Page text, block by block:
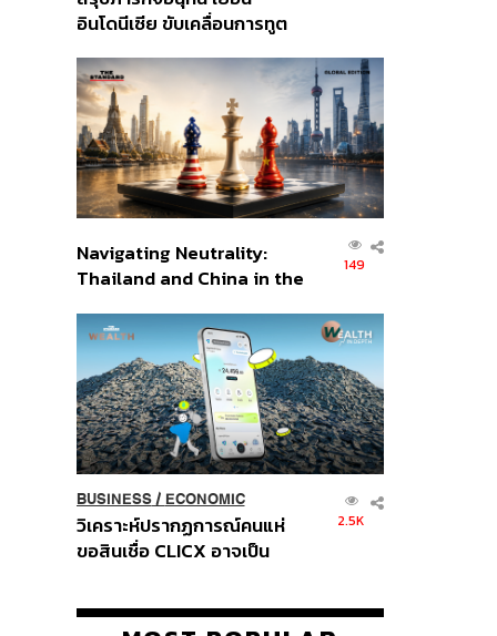
อินโดนีเซีย ขับเคลื่อนการทูต
ส่วนยุทธศาสตร์ไทย –
อินโดนีเซีย
Navigating Neutrality:
Thailand and China in the
Order
149
BUSINESS/ ECONOMIC
วิเคราะห์ปรากฏการณ์คนแห่
ขอสินเชื่อ CLICX อาจเป็น
ปัญหาหนี้ครัวเรือนไทยที่ถูกซุก
2.5K